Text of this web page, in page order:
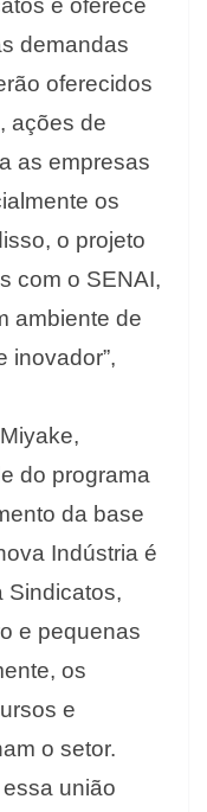
e oferece
demandas
oferecidos
ações de
as empresas
os
o projeto
com o SENAI,
ambiente de
inovador”,
do programa
da base
Indústria é
Sindicatos,
e pequenas
os
e
o setor.
união